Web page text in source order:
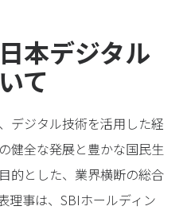
本デジタル
て
デジタル技術を活用した経
健全な発展と豊かな国民生
的とした、業界横断の総合
理事は、SBIホールディン